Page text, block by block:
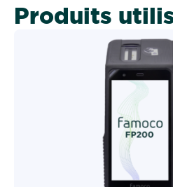
Produits